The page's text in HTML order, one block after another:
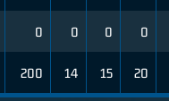
0 0 0 0
200 14 15 20